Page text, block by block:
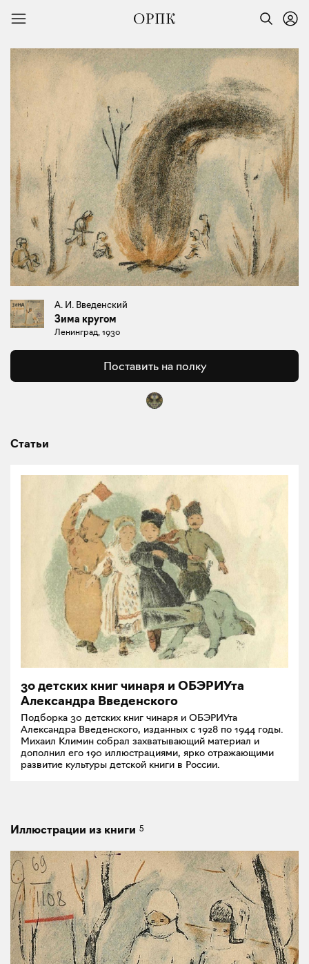
А. И. Введенский
Зима кругом
Ленинград, 1930
Поставить на полку
Статьи
30 детских книг чинаря и ОБЭРИУта
Александра Введенского
Подборка 30 детских книг чинаря и ОБЭРИУта
Александра Введенского, изданных с 1928 по 1944 годы.
Михаил Климин собрал захватывающий материал и
дополнил его 190 иллюстрациями, ярко отражающими
развитие культуры детской книги в России.
Иллюстрации из книги 5